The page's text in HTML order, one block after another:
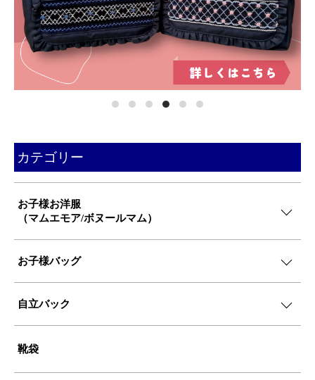
カテゴリー
お子様お洋服
（マムエモア/ボヌールマム）
お子様バッグ
自立バック
靴袋